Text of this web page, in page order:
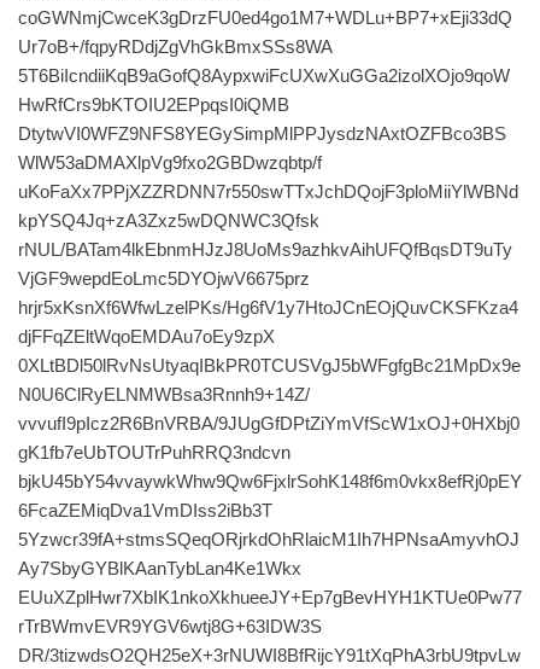
coGWNmjCwceK3gDrzFU0ed4go1M7+WDLu+BP7+xEji33dQ
Ur7oB+/fqpyRDdjZgVhGkBmxSSs8WA
5T6BiIcndiiKqB9aGofQ8AypxwiFcUXwXuGGa2izolXOjo9qoW
HwRfCrs9bKTOIU2EPpqsI0iQMB
DtytwVI0WFZ9NFS8YEGySimpMlPPJysdzNAxtOZFBco3BS
WlW53aDMAXlpVg9fxo2GBDwzqbtp/f
uKoFaXx7PPjXZZRDNN7r550swTTxJchDQojF3ploMiiYlWBNd
kpYSQ4Jq+zA3Zxz5wDQNWC3Qfsk
rNUL/BATam4lkEbnmHJzJ8UoMs9azhkvAihUFQfBqsDT9uTy
VjGF9wepdEoLmc5DYOjwV6675prz
hrjr5xKsnXf6WfwLzelPKs/Hg6fV1y7HtoJCnEOjQuvCKSFKza4
djFFqZEltWqoEMDAu7oEy9zpX
0XLtBDl50lRvNsUtyaqIBkPR0TCUSVgJ5bWFgfgBc21MpDx9e
N0U6ClRyELNMWBsa3Rnnh9+14Z/
vvvufI9pIcz2R6BnVRBA/9JUgGfDPtZiYmVfScW1xOJ+0HXbj0
gK1fb7eUbTOUTrPuhRRQ3ndcvn
bjkU45bY54vvaywkWhw9Qw6FjxlrSohK148f6m0vkx8efRj0pEY
6FcaZEMiqDva1VmDIss2iBb3T
5Yzwcr39fA+stmsSQeqORjrkdOhRlaicM1Ih7HPNsaAmyvhOJ
Ay7SbyGYBlKAanTybLan4Ke1Wkx
EUuXZplHwr7XbIK1nkoXkhueeJY+Ep7gBevHYH1KTUe0Pw77
rTrBWmvEVR9YGV6wtj8G+63IDW3S
DR/3tizwdsO2QH25eX+3rNUWI8BfRijcY91tXqPhA3rbU9tpvLw